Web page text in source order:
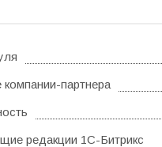
компании-партнера
редакции 1С-Битрикс